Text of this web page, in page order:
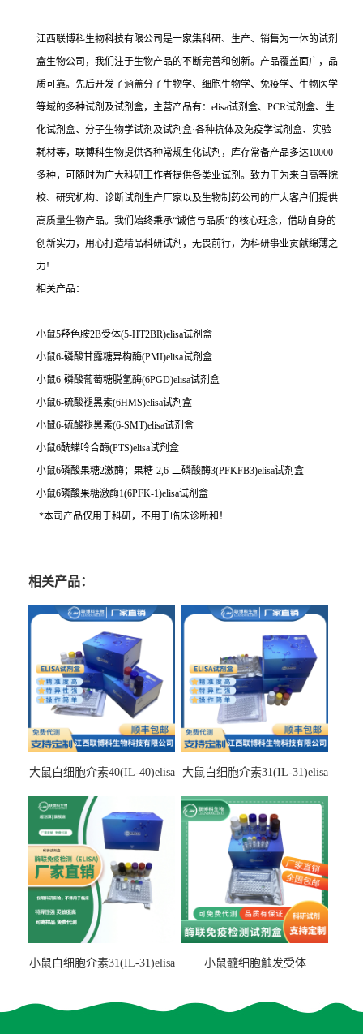
江西联博科生物科技有限公司是一家集科研、生产、销售为一体的试剂
盒生物公司，我们注于生物产品的不断完善和创新。产品覆盖面广，品
质可靠。先后开发了涵盖分子生物学、细胞生物学、免疫学、生物医学
等域的多种试剂及试剂盒，主营产品有：elisa试剂盒、PCR试剂盒、生
化试剂盒、分子生物学试剂及试剂盒·各种抗体及免疫学试剂盒、实验
耗材等，联博科生物提供各种常规生化试剂，库存常备产品多达10000
多种，可随时为广大科研工作者提供各类业试剂。致力于为来自高等院
校、研究机构、诊断试剂生产厂家以及生物制药公司的广大客户们提供
高质量生物产品。我们始终秉承“诚信与品质”的核心理念，借助自身的
创新实力，用心打造精品科研试剂，无畏前行，为科研事业贡献绵薄之
力!
相关产品：
小鼠5羟色胺2B受体(5-HT2BR)elisa试剂盒
小鼠6-磷酸甘露糖异构酶(PMI)elisa试剂盒
小鼠6-磷酸葡萄糖脱氢酶(6PGD)elisa试剂盒
小鼠6-硫酸褪黑素(6HMS)elisa试剂盒
小鼠6-硫酸褪黑素(6-SMT)elisa试剂盒
小鼠6酰蝶呤合酶(PTS)elisa试剂盒
小鼠6磷酸果糖2激酶；果糖-2,6-二磷酸酶3(PFKFB3)elisa试剂盒
小鼠6磷酸果糖激酶1(6PFK-1)elisa试剂盒
*本司产品仅用于科研，不用于临床诊断和！
相关产品：
大鼠白细胞介素40(IL-40)elisa
大鼠白细胞介素31(IL-31)elisa
小鼠白细胞介素31(IL-31)elisa
小鼠髓细胞触发受体